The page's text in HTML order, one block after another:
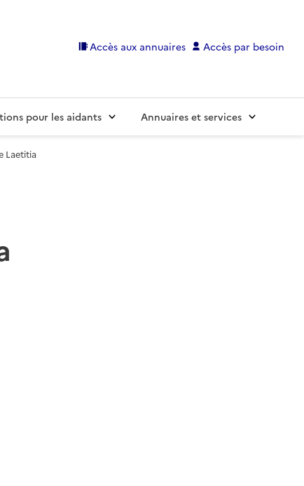
Accès aux annuaires Accès par besoin
pour les aidants Annuaires et services
Laetitia